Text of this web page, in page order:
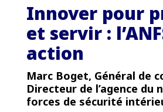
Innover pour
et servir :
action
Marc Boget, Général de
Directeur de l’agence du
forces de sécurité